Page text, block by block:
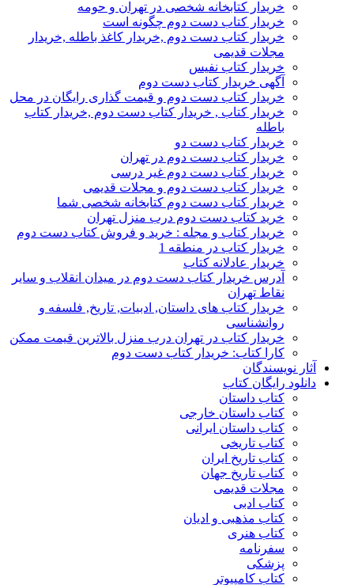
خریدار کتابخانه شخصی در تهران و حومه
خریدار کتاب دست دوم چگونه است
خریدار کتاب دست دوم ,خریدار کاغذ باطله ,خریدار
مجلات قدیمی
خریدار کتاب نفیس
آگهی خریدار کتاب دست دوم
خریدار کتاب دست دوم و قیمت گذاری رایگان در محل
خریدار کتاب , خریدار کتاب دست دوم ,خریدار کتاب
باطله
خریدار کتاب دست دو
خریدار کتاب دست دوم در تهران
خریدار کتاب دست دوم غیر درسی
خریدار کتاب دست دوم و مجلات قدیمی
خریدار کتاب دست دوم کتابخانه شخصی شما
خرید کتاب دست دوم درب منزل تهران
خریدار کتاب و مجله : خرید و فروش کتاب دست دوم
خریدار کتاب در منطقه 1
خریدار عادلانه کتاب
آدرس خریدار کتاب دست دوم در میدان انقلاب و سایر
نقاط تهران
خریدار کتاب های داستان, ادبیات, تاریخ, فلسفه و
روانشناسی
خریدار کتاب در تهران درب منزل بالاترین قیمت ممکن
کارا کتاب: خریدار کتاب دست دوم
آثار نویسندگان
دانلود رایگان کتاب
کتاب داستان
کتاب داستان خارجی
کتاب داستان ایرانی
کتاب تاریخی
کتاب تاریخ ایران
کتاب تاریخ جهان
مجلات قدیمی
کتاب ادبی
کتاب مذهبی و ادیان
کتاب هنری
سفرنامه
پزشکی
کتاب کامپیوتر